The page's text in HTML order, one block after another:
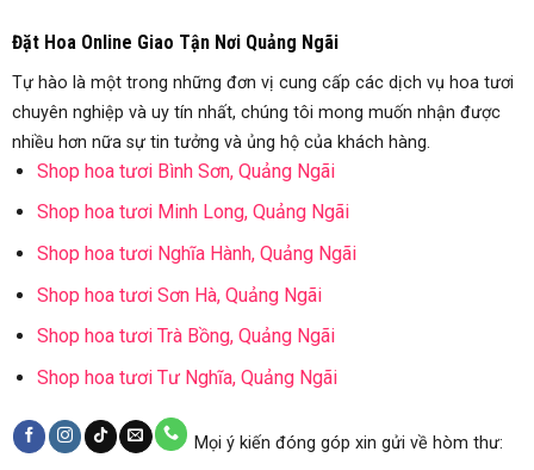
Đặt Hoa Online Giao Tận Nơi Quảng Ngãi
Tự hào là một trong những đơn vị cung cấp các dịch vụ hoa tươi
chuyên nghiệp và uy tín nhất, chúng tôi mong muốn nhận được
nhiều hơn nữa sự tin tưởng và ủng hộ của khách hàng.
Shop hoa tươi Bình Sơn, Quảng Ngãi
Shop hoa tươi Minh Long, Quảng Ngãi
Shop hoa tươi Nghĩa Hành, Quảng Ngãi
Shop hoa tươi Sơn Hà, Quảng Ngãi
Shop hoa tươi Trà Bồng, Quảng Ngãi
Shop hoa tươi Tư Nghĩa, Quảng Ngãi
Mọi ý kiến đóng góp xin gửi về hòm thư: